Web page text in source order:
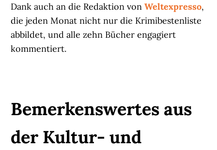
Dank auch an die Redaktion vonWeltexpresso,
die jeden Monat nicht nur die Krimibestenliste
abbildet, und alle zehn Bücher engagiert
kommentiert.
Bemerkenswertes aus
der Kultur- und